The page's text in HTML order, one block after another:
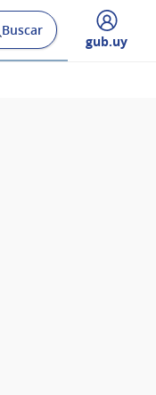
Buscar
Desplegar
gub.uy